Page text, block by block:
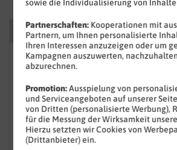
Kategorien
FAQ: Am häufigsten gesucht
Festnetz
Anbieterwechsel
Bestellen
sowie die Individualisierung von
Partnerschaften: Kooperationen mit
Partnern, um Ihnen personalisierte
Ihren Interessen anzuzeigen oder um
Kampagnen auszuwerten,
abzurechnen.
Promotion:Ausspielung von
und Serviceangeboten auf unserer
von Dritten (personalisierte Werbung),
für die Messung der Wirksamkeit
Hierzu setzten wir Cookies von
(Drittanbieter) ein.